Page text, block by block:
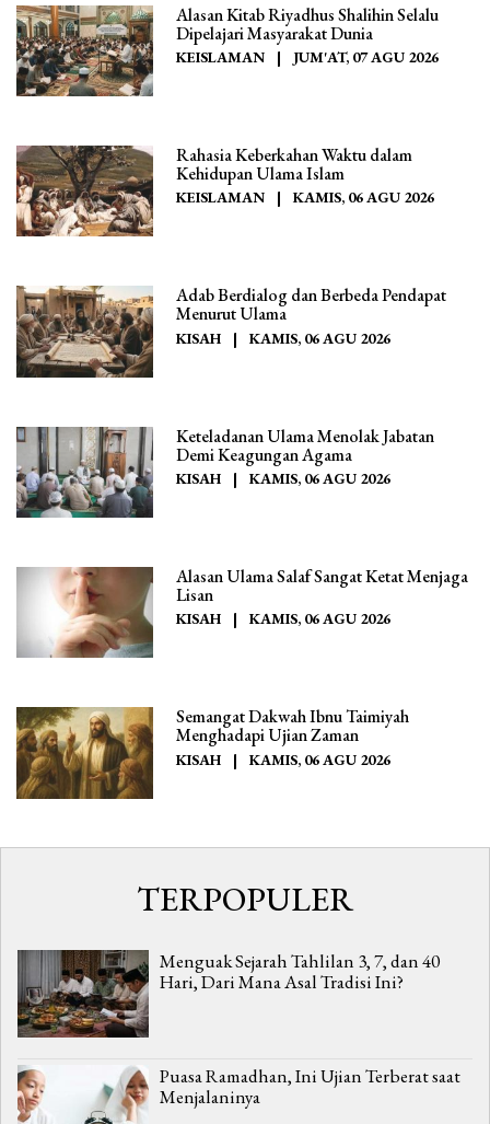
Alasan Kitab Riyadhus Shalihin Selalu
Dipelajari Masyarakat Dunia
KEISLAMAN | JUM'AT, 07 AGU 2026
Rahasia Keberkahan Waktu dalam
Kehidupan Ulama Islam
KEISLAMAN | KAMIS, 06 AGU 2026
Adab Berdialog dan Berbeda Pendapat
Menurut Ulama
KISAH | KAMIS, 06 AGU 2026
Keteladanan Ulama Menolak Jabatan
Demi Keagungan Agama
KISAH | KAMIS, 06 AGU 2026
Alasan Ulama Salaf Sangat Ketat Menjaga
Lisan
KISAH | KAMIS, 06 AGU 2026
Semangat Dakwah Ibnu Taimiyah
Menghadapi Ujian Zaman
KISAH | KAMIS, 06 AGU 2026
TERPOPULER
Menguak Sejarah Tahlilan 3, 7, dan 40
Hari, Dari Mana Asal Tradisi Ini?
Puasa Ramadhan, Ini Ujian Terberat saat
Menjalaninya